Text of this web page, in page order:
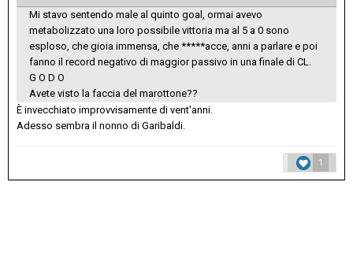
Mi stavo sentendo male al quinto goal, ormai avevo
metabolizzato una loro possibile vittoria ma al 5 a 0 sono
esploso, che gioia immensa, che *****acce, anni a parlare e poi
fanno il record negativo di maggior passivo in una finale di CL.
G O D O
Avete visto la faccia del marottone??
È invecchiato improvvisamente di vent'anni.
Adesso sembra il nonno di Garibaldi.
1